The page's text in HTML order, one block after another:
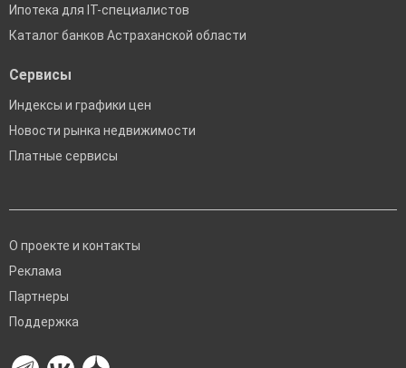
Ипотека для IT-специалистов
Каталог банков Астраханской области
Сервисы
Индексы и графики цен
Новости рынка недвижимости
Платные сервисы
О проекте и контакты
Реклама
Партнеры
Поддержка